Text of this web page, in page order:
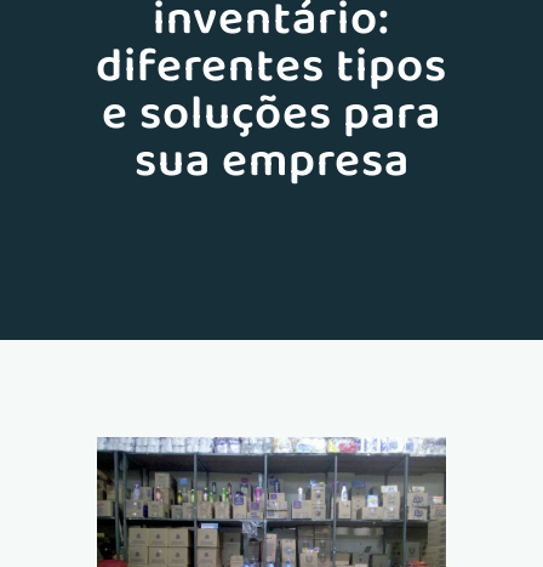
inventário:
diferentes tipos
e soluções para
sua empresa